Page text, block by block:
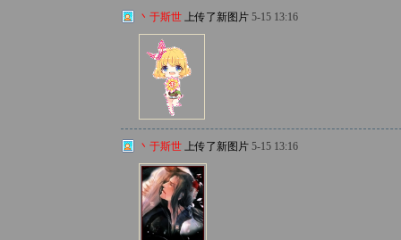
丶于斯世 上传了新图片 5-15 13:16
丶于斯世 上传了新图片 5-15 13:16